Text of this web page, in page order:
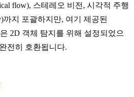
flow), 스테레오 비전, 시각적 주행
까지 포괄하지만, 여기 제공된
2D 객체 탐지를 위해 설정되었으
전히 호환됩니다.